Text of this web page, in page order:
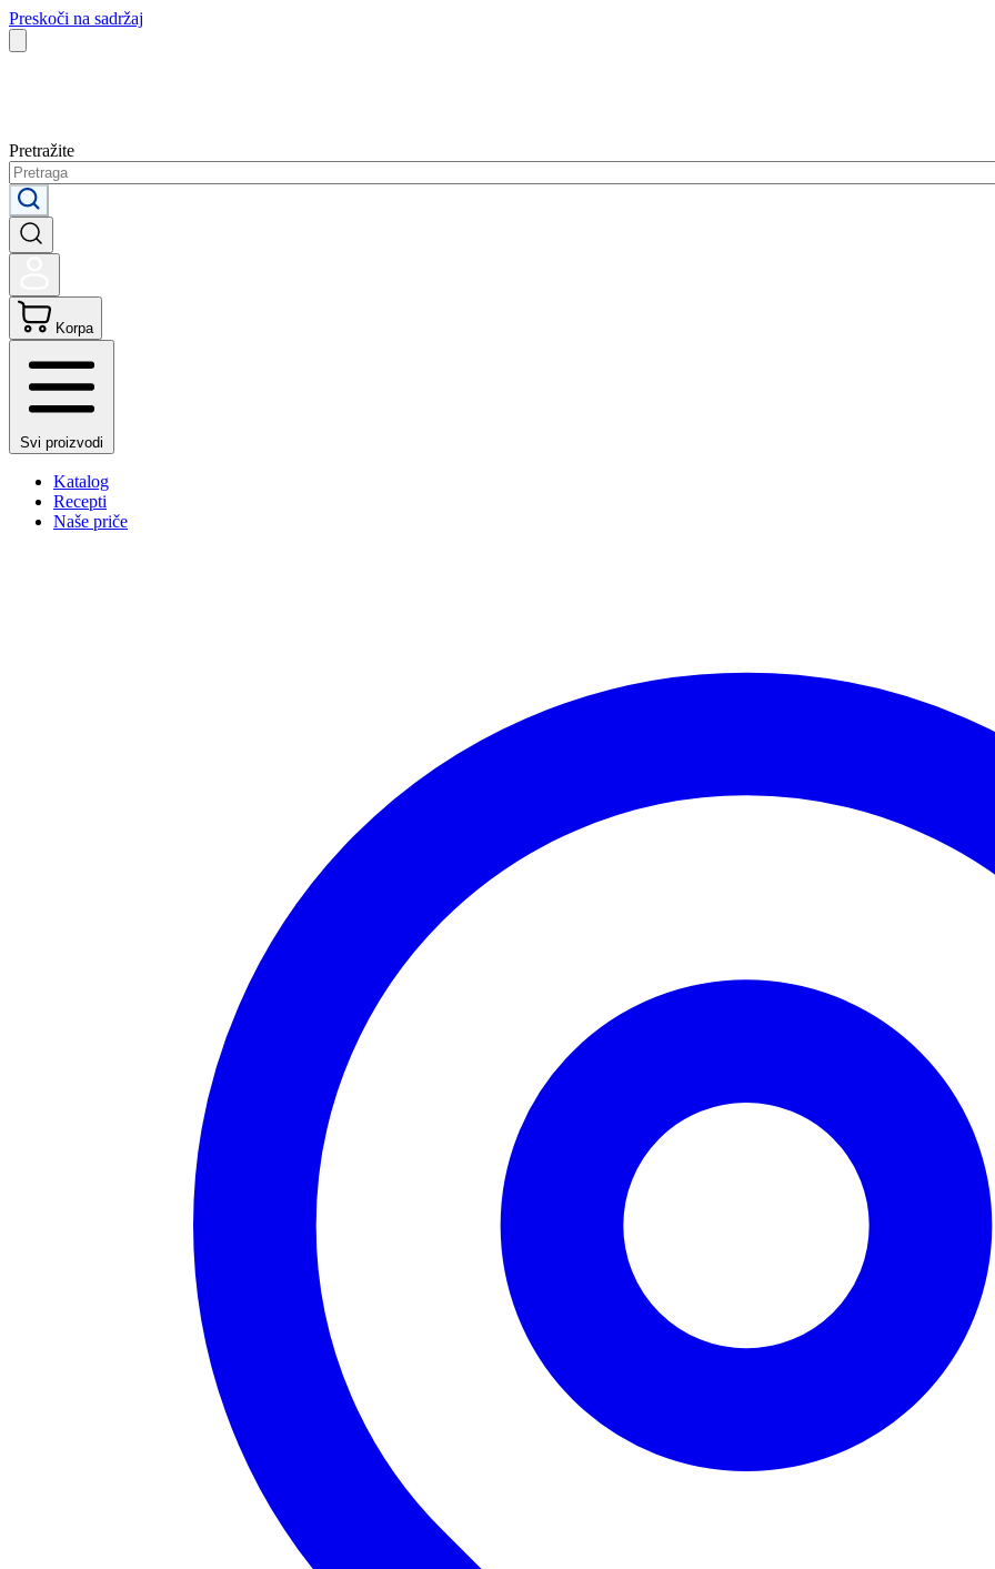
Preskoči na sadržaj
Pretražite
Korpa
Svi proizvodi
Katalog
Recepti
Naše priče